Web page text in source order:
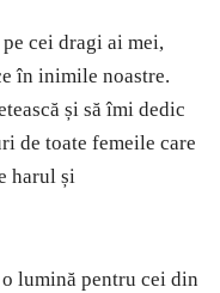
cei dragi ai mei,
în inimile noastre.
și să îmi dedic
de toate femeile care
harul și
lumină pentru cei din